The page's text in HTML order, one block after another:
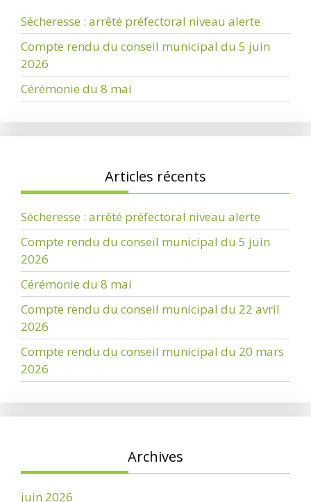
Sécheresse : arrêté préfectoral niveau alerte
Compte rendu du conseil municipal du 5 juin
2026
Cérémonie du 8 mai
Articles récents
Sécheresse : arrêté préfectoral niveau alerte
Compte rendu du conseil municipal du 5 juin
2026
Cérémonie du 8 mai
Compte rendu du conseil municipal du 22 avril
2026
Compte rendu du conseil municipal du 20 mars
2026
Archives
juin 2026